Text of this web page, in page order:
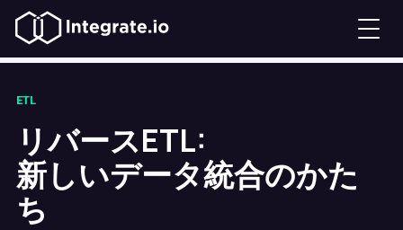
ETL
リバースETL:
新しいデータ統合のかた
ち